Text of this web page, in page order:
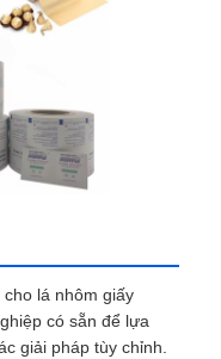
lá nhôm giấy
có sẵn để lựa
giải pháp tùy chỉnh.